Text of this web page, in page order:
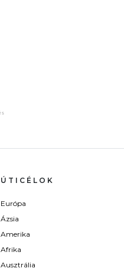
ÚTICÉLOK
Európa
Ázsia
Amerika
Afrika
Ausztrália